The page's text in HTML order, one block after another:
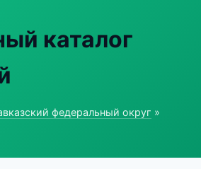
каталог
федеральный округ »